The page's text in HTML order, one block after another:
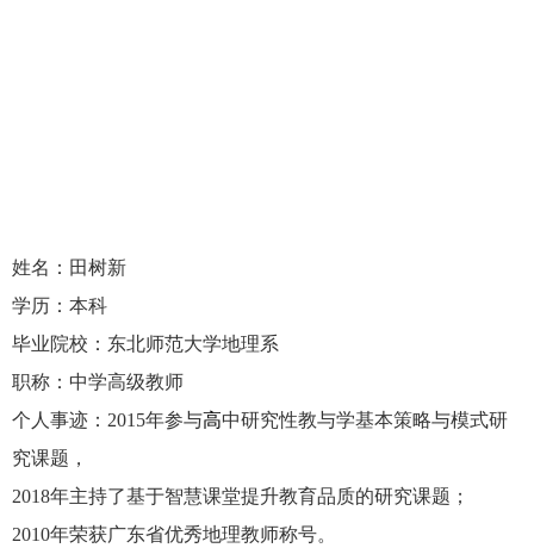
姓名：田树新
学历：本科
毕业院校：东北师范大学地理系
职称：中学高级教师
个人事迹： 2015年参与高中研究性教与学基本策略与模式研
究课题，
2018年主持了基于智慧课堂提升教育品质的研究课题；
2010年荣获广东省优秀地理教师称号。